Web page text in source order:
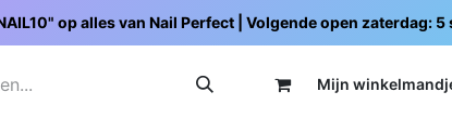
op alles van Nail Perfect | Volgende open zaterdag: 5
Mijn wi